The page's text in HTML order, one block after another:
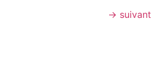
→ suivant